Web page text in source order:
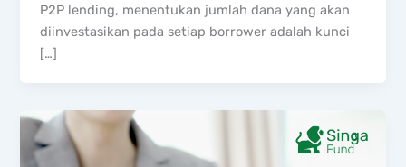
P2P lending, menentukan jumlah dana yang akan
diinvestasikan pada setiap borrower adalah kunci
[…]